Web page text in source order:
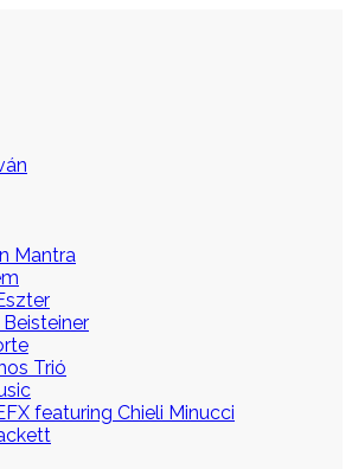
Mantra
Trió
featuring Chieli Minucci